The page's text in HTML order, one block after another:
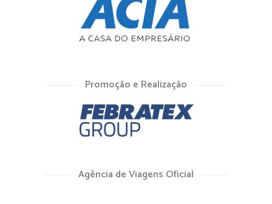
Promoção e Realização
Agência de Viagens Oficial